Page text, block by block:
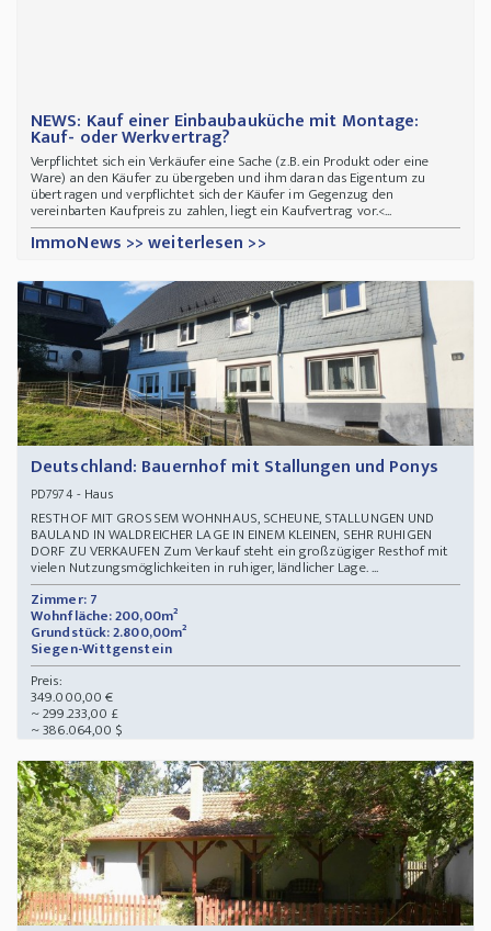
NEWS: Kauf einer Einbaubauküche mit Montage:
Kauf- oder Werkvertrag?
Verpflichtet sich ein Verkäufer eine Sache (z.B. ein Produkt oder eine
Ware) an den Käufer zu übergeben und ihm daran das Eigentum zu
übertragen und verpflichtet sich der Käufer im Gegenzug den
vereinbarten Kaufpreis zu zahlen, liegt ein Kaufvertrag vor.<...
ImmoNews >> weiterlesen >>
Deutschland: Bauernhof mit Stallungen und Ponys
PD7974- Haus
RESTHOF MIT GROSSEM WOHNHAUS, SCHEUNE, STALLUNGEN UND
BAULAND IN WALDREICHER LAGE IN EINEM KLEINEN, SEHR RUHIGEN
DORF ZU VERKAUFEN Zum Verkauf steht ein großzügiger Resthof mit
vielen Nutzungsmöglichkeiten in ruhiger, ländlicher Lage. ...
Zimmer: 7
Wohnfläche: 200,00m²
Grundstück: 2.800,00m²
Siegen-Wittgenstein
Preis:
349.000,00 €
~ 299.233,00 £
~ 386.064,00 $